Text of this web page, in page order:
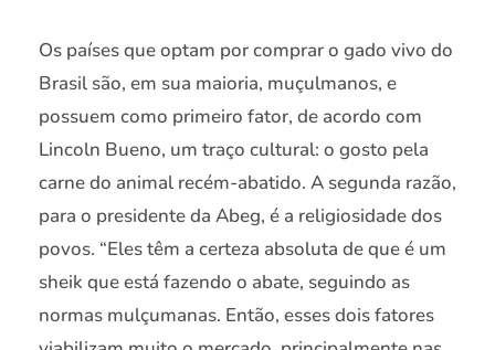
Os países que optam por comprar o gado vivo do
Brasil são, em sua maioria, muçulmanos, e
possuem como primeiro fator, de acordo com
Lincoln Bueno, um traço cultural: o gosto pela
carne do animal recém-abatido. A segunda razão,
para o presidente da Abeg, é a religiosidade dos
povos. “Eles têm a certeza absoluta de que é um
sheik que está fazendo o abate, seguindo as
normas mulçumanas. Então, esses dois fatores